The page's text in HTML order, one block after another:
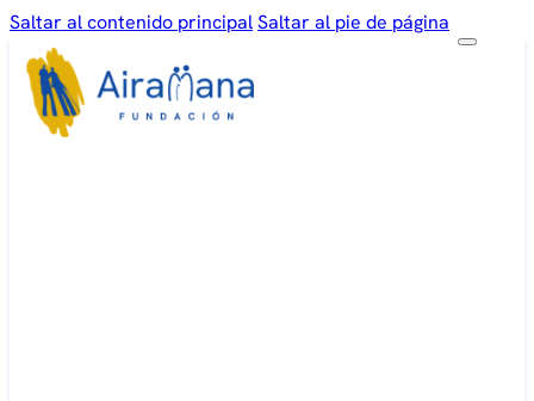
Saltar al contenido principalSaltar al pie de página